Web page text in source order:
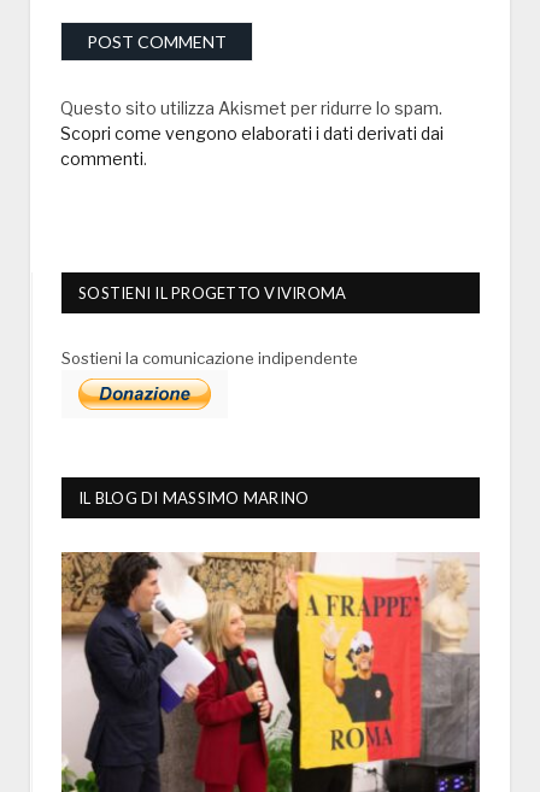
Questo sito utilizza Akismet per ridurre lo spam.
Scopri come vengono elaborati i dati derivati dai
commenti.
SOSTIENI IL PROGETTO VIVIROMA
Sostieni la comunicazione indipendente
IL BLOG DI MASSIMO MARINO